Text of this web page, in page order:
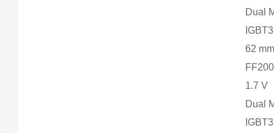
Dual
62
1.7 V
Dual